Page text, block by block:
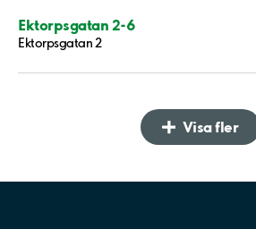
Ektorpsgatan 2-6
Ektorpsgatan 2
Visa fler